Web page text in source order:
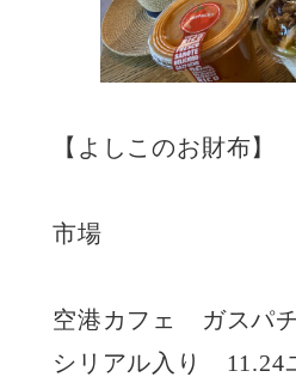
【よしこのお財布】
市場
空港カフェ ガスパ
シリアル入り 11.24